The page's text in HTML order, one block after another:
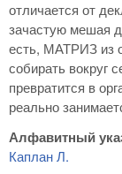
отличается от
зачастую мешая
есть, МАТРИЗ из
собирать вокруг
превратится в
реально
Алфавитный
Каплан Л.